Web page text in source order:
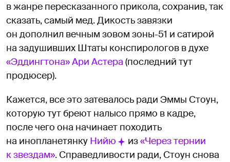
в жанре пересказанного прикола, сохранив, так
сказать, самый мед. Дикость завязки
он дополнил вечным зовом зоны-51 и сатирой
на задушивших Штаты конспирологов в духе
«Эддингтона» Ари Астера (последний тут
продюсер).
Кажется, все это затевалось ради Эммы Стоун,
которую тут бреют налысо прямо в кадре,
после чего она начинает походить
на инопланетянку Нийю из«Через тернии
к звездам». Справедливости ради, Стоун снова